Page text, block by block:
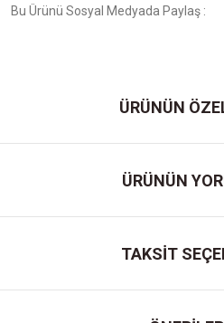
Bu Ürünü Sosyal Medyada Paylaş :
ÜRÜNÜN
ÜRÜNÜN
TAKSİT